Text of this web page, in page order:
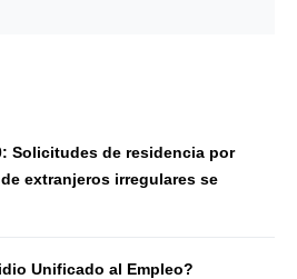
Solicitudes de residencia por
extranjeros irregulares se
Unificado al Empleo?